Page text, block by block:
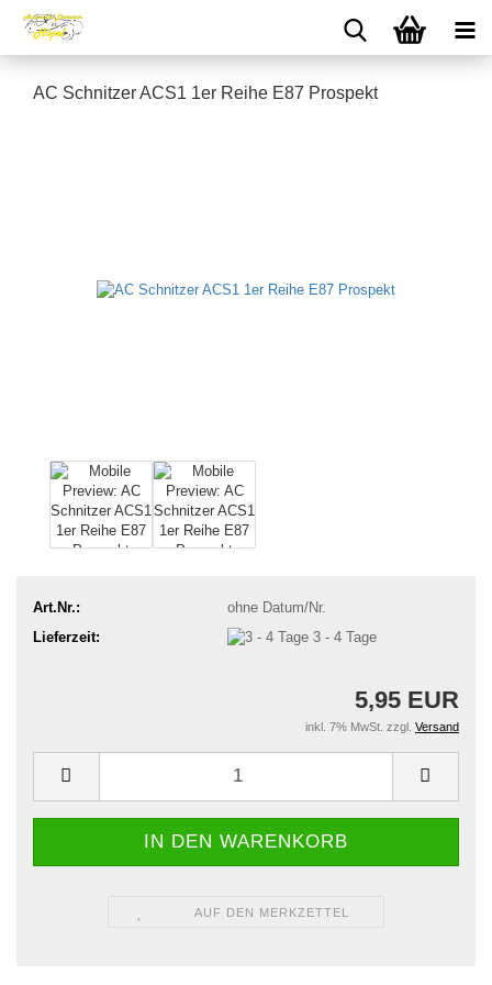
AC Schnitzer ACS1 1er Reihe E87 Prospekt
Art.Nr.:
ohne Datum/Nr.
Lieferzeit:
3 - 4 Tage
5,95 EUR
inkl. 7% MwSt. zzgl. Versand
AUF DEN MERKZETTEL